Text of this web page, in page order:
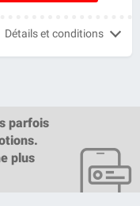
Détails et conditions
parfois
plus